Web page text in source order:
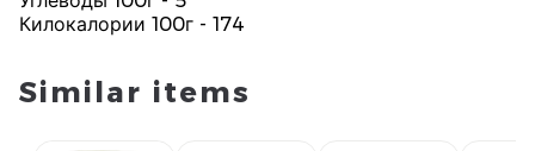
Килокалории 100г - 174
Similar items